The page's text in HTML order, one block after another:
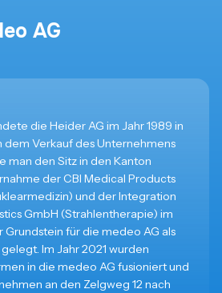
AG
die Heider AG im Jahr 1989 in
dem Verkauf des Unternehmens
man den Sitz in den Kanton
der CBI Medical Products
und der Integration
GmbH (Strahlentherapie) im
Grundstein für die medeo AG als
Im Jahr 2021 wurden
in die medeo AG fusioniert und
an den Zelgweg 12 nach